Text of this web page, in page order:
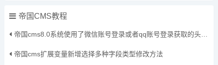
帝国CMS教程
帝国cms8.0系统使用了微信账号登录或者qq账号登录获取的头像保存到本地方法
帝国cms扩展变量新增选择多种字段类型修改方法